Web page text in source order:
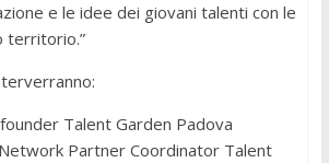
e le idee dei giovani talenti con le
territorio.”
Talent Garden Padova
Partner Coordinator Talent